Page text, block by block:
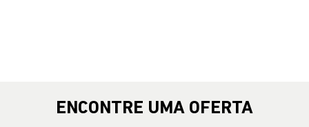
ENCONTRE UMA OFERTA